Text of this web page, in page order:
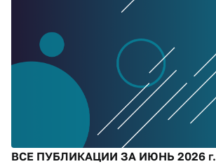
ВСЕ ПУБЛИКАЦИИ ЗА ИЮНЬ 2026 г.